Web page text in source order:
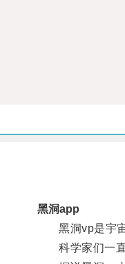
黑洞app
黑洞vp是宇宙
科学家们一直